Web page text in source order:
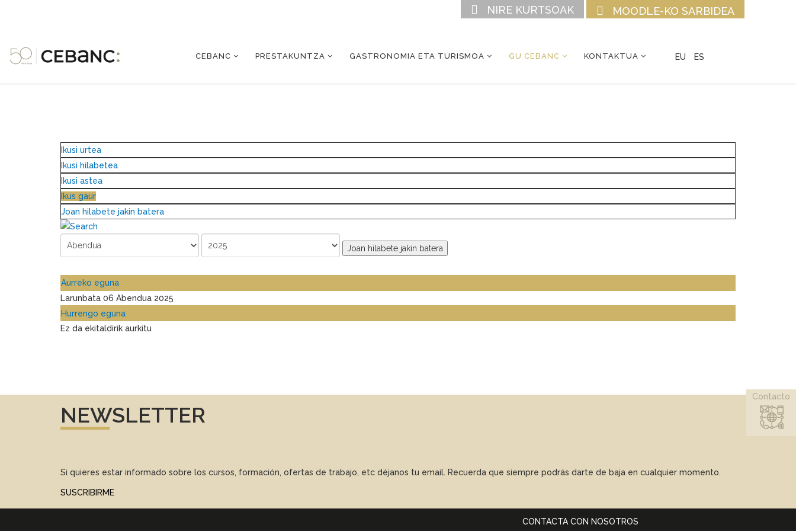
MOODLE-KO SARBIDEA
NIRE KURTSOAK
CEBANC PRESTAKUNTZA GASTRONOMIA ETA TURISMOA GU CEBANC KONTAKTUA EU ES
Ikusi urtea
Ikusi hilabetea
Ikusi astea
Ikus gaur
Joan hilabete jakin batera
Joan hilabete jakin batera
Aurreko eguna
Larunbata 06 Abendua 2025
Hurrengo eguna
Ez da ekitaldirik aurkitu
NEWSLETTER
Si quieres estar informado sobre los cursos, formación, ofertas de trabajo, etc déjanos tu email. Recuerda que siempre podrás darte de baja en cualquier momento.
SUSCRIBIRME
CONTACTA CON NOSOTROS
Contacto